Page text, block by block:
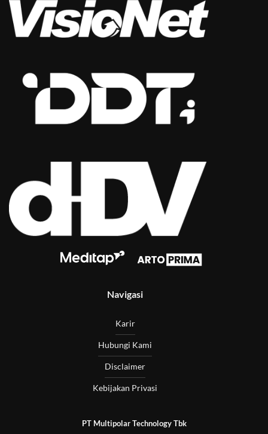
Navigasi
Karir
Hubungi Kami
Disclaimer
Kebijakan Privasi
PT Multipolar Technology Tbk